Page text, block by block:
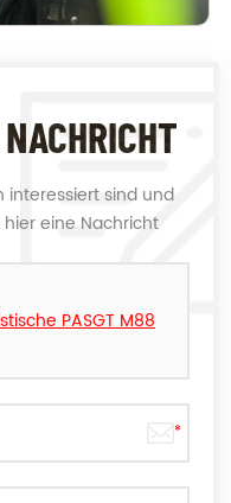
interessiert sind und
eine Nachricht
PASGT M88